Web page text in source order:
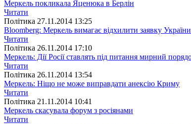
Меркель покликала Яценюка в Берлін
Читати
Полiтика 27.11.2014 13:25
Bloomberg: Меркель вимагає відхилити заявку
Читати
Полiтика 26.11.2014 17:10
Меркель: Дії Росії ставлять під питання мирний
Читати
Полiтика 26.11.2014 13:54
Меркель: Ніщо не може виправдати анексію Криму
Читати
Полiтика 21.11.2014 10:41
Меркель скасувала форум з росіянами
Читати